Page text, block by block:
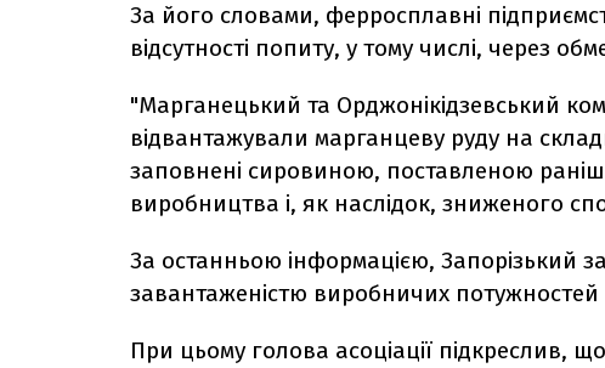
За його словами, ферросплавні
відсутності попиту, у тому числі, через
"Марганецький та Орджонікідзевський
відвантажували марганцеву руду на
заповнені сировиною, поставленою
виробництва і, як наслідок, зниженого
За останньою інформацією, Запорізький
завантаженістю виробничих потужностей
При цьому голова асоціації підкреслив,